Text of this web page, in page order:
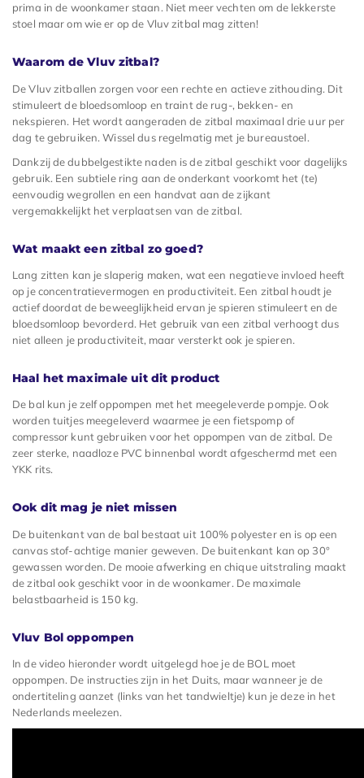
prima in de woonkamer staan. Niet meer vechten om de lekkerste
stoel maar om wie er op de Vluv zitbal mag zitten!
Waarom de Vluv zitbal?
De Vluv zitballen zorgen voor een rechte en actieve zithouding. Dit
stimuleert de bloedsomloop en traint de rug-, bekken- en
nekspieren. Het wordt aangeraden de zitbal maximaal drie uur per
dag te gebruiken. Wissel dus regelmatig met je bureaustoel.
Dankzij de dubbelgestikte naden is de zitbal geschikt voor dagelijks
gebruik. Een subtiele ring aan de onderkant voorkomt het (te)
eenvoudig wegrollen en een handvat aan de zijkant
vergemakkelijkt het verplaatsen van de zitbal.
Wat maakt een zitbal zo goed?
Lang zitten kan je slaperig maken, wat een negatieve invloed heeft
op je concentratievermogen en productiviteit. Een zitbal houdt je
actief doordat de beweeglijkheid ervan je spieren stimuleert en de
bloedsomloop bevorderd. Het gebruik van een zitbal verhoogt dus
niet alleen je productiviteit, maar versterkt ook je spieren.
Haal het maximale uit dit product
De bal kun je zelf oppompen met het meegeleverde pompje. Ook
worden tuitjes meegeleverd waarmee je een fietspomp of
compressor kunt gebruiken voor het oppompen van de zitbal. De
zeer sterke, naadloze PVC binnenbal wordt afgeschermd met een
YKK rits.
Ook dit mag je niet missen
De buitenkant van de bal bestaat uit 100% polyester en is op een
canvas stof-achtige manier geweven. De buitenkant kan op 30°
gewassen worden. De mooie afwerking en chique uitstraling maakt
de zitbal ook geschikt voor in de woonkamer. De maximale
belastbaarheid is 150 kg.
Vluv Bol oppompen
In de video hieronder wordt uitgelegd hoe je de BOL moet
oppompen. De instructies zijn in het Duits, maar wanneer je de
ondertiteling aanzet (links van het tandwieltje) kun je deze in het
Nederlands meelezen.